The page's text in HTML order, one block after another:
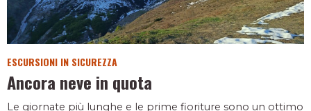
ESCURSIONI IN SICUREZZA
Ancora neve in quota
Le giornate più lunghe e le prime fioriture sono un ottimo